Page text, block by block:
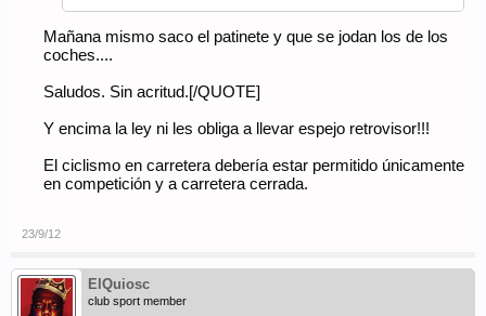
Mañana mismo saco el patinete y que se jodan los de los
coches....
Saludos. Sin acritud.[/QUOTE]
Y encima la ley ni les obliga a llevar espejo retrovisor!!!
El ciclismo en carretera debería estar permitido únicamente
en competición y a carretera cerrada.
23/9/12
ElQuiosc
club sport member